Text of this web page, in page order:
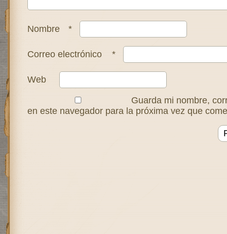
Nombre *
Correo electrónico *
Web
Guarda mi nombre,
en este navegador para la próxima vez que